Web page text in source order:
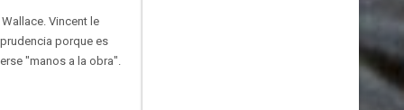
Vincent le
porque es
"manos a la obra".